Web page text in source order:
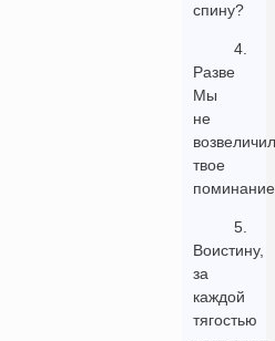
спину?
4.
Разве
Мы
не
твое
5.
Воистину,
за
каждой
тягостью